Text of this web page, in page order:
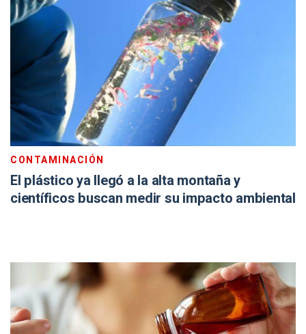
CONTAMINACIÓN
El plástico ya llegó a la alta montaña y
científicos buscan medir su impacto ambiental